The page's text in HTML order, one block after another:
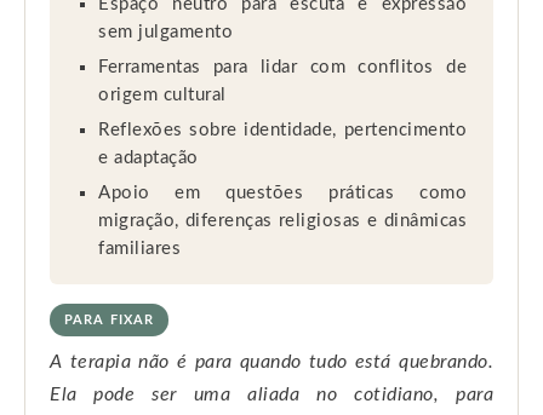
Espaço neutro para escuta e expressão
sem julgamento
Ferramentas para lidar com conflitos de
origem cultural
Reflexões sobre identidade, pertencimento
e adaptação
Apoio em questões práticas como
migração, diferenças religiosas e dinâmicas
familiares
PARA FIXAR
A terapia não é para quando tudo está quebrando.
Ela pode ser uma aliada no cotidiano, para